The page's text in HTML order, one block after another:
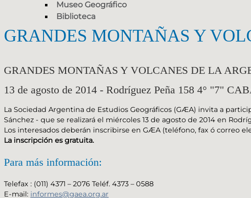
Museo Geográfico
Biblioteca
GRANDES MONTAÑAS Y
GRANDES MONTAÑAS Y VOLCANES DE LA
13 de agosto de 2014 - Rodríguez Peña 158 4° "7"
La Sociedad Argentina de Estudios Geográficos (GÆA) invita a
Sánchez - que se realizará el miércoles 13 de agosto de 2014 en
Los interesados deberán inscribirse en GÆA (teléfono, fax ó correo
La inscripción es gratuita.
Para más información:
Telefax : (011) 4371 – 2076 Teléf. 4373 – 0588
E-mail: informes@gaea.org.ar